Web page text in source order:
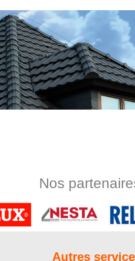
à Clery Sur Somme sont aptes à
de toiture ainsi que vos travaux
accentuent leur professionnalisme
Nos
Autres